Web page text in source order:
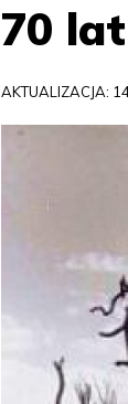
70
AKTUALIZACJA: